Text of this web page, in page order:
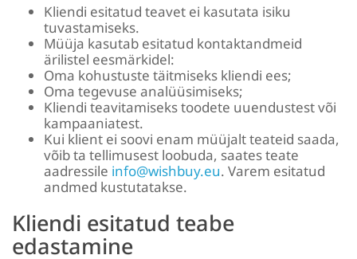
Kliendi esitatud teavet ei kasutata isiku
tuvastamiseks.
Müüja kasutab esitatud kontaktandmeid
ärilistel eesmärkidel:
Oma kohustuste täitmiseks kliendi ees;
Oma tegevuse analüüsimiseks;
Kliendi teavitamiseks toodete uuendustest või
kampaaniatest.
Kui klient ei soovi enam müüjalt teateid saada,
võib ta tellimusest loobuda, saates teate
aadressile info@wishbuy.eu. Varem esitatud
andmed kustutatakse.
Kliendi esitatud teabe
edastamine